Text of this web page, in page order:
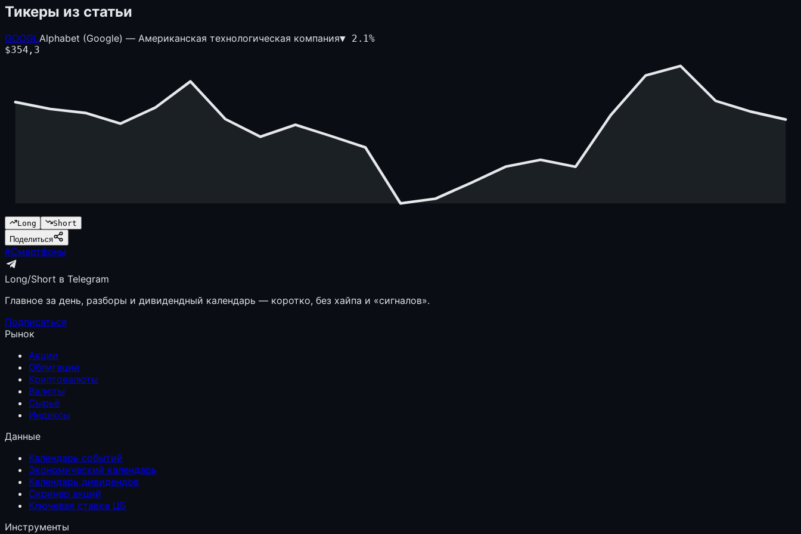
Тикеры из статьи
GOOGLAlphabet (Google) — Американская технологическая компания▼ 2.1%
$354,3
Long
Short
Поделиться
#Смартфоны
Long/Short в Telegram
Главное за день, разборы и дивидендный календарь — коротко, без хайпа и «сигналов».
Подписаться
Рынок
Акции
Облигации
Криптовалюты
Валюты
Сырьё
Индексы
Данные
Календарь событий
Экономический календарь
Календарь дивидендов
Скринер акций
Ключевая ставка ЦБ
Инструменты